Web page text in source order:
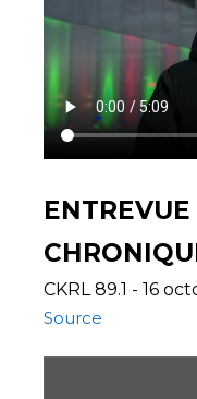
CKRL 89.1 - 16
Source